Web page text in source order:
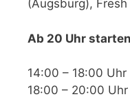
(Augsburg),
Ab 20 Uhr
14:00 – 18:00
18:00 – 20:00